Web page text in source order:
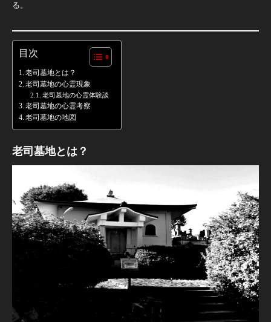
る。
目次
老司墓地とは？
老司墓地の心霊現象
老司墓地の心霊体験談
老司墓地の心霊考察
老司墓地の地図
老司墓地とは？